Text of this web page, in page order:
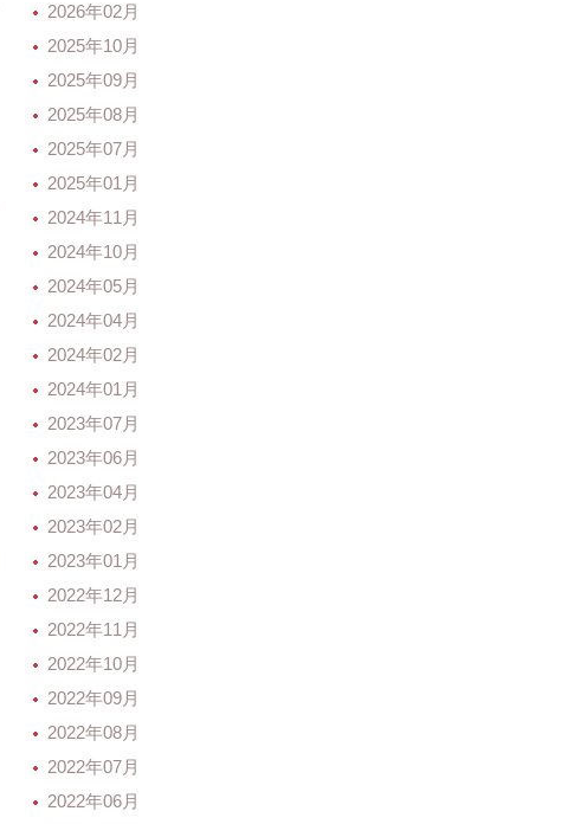
2026年02月
2025年10月
2025年09月
2025年08月
2025年07月
2025年01月
2024年11月
2024年10月
2024年05月
2024年04月
2024年02月
2024年01月
2023年07月
2023年06月
2023年04月
2023年02月
2023年01月
2022年12月
2022年11月
2022年10月
2022年09月
2022年08月
2022年07月
2022年06月